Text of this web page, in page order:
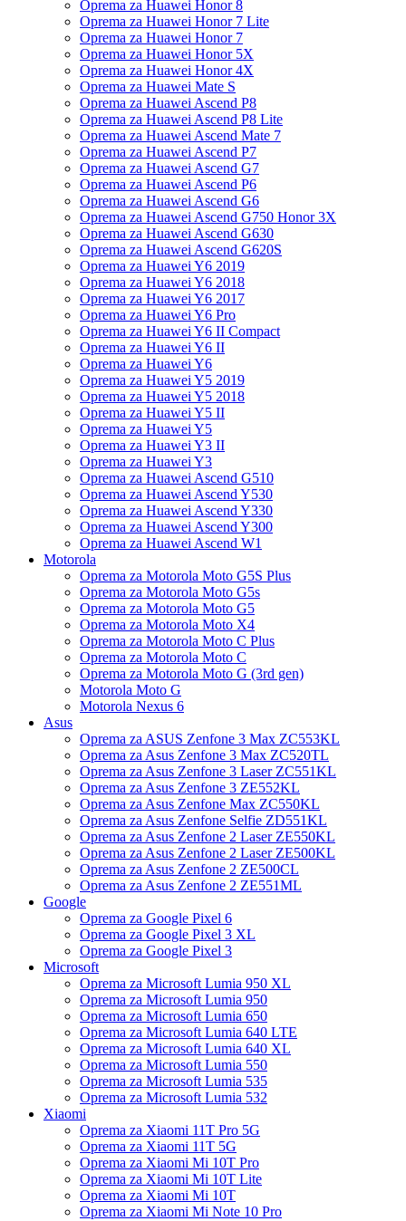
Oprema za Huawei Honor 8
Oprema za Huawei Honor 7 Lite
Oprema za Huawei Honor 7
Oprema za Huawei Honor 5X
Oprema za Huawei Honor 4X
Oprema za Huawei Mate S
Oprema za Huawei Ascend P8
Oprema za Huawei Ascend P8 Lite
Oprema za Huawei Ascend Mate 7
Oprema za Huawei Ascend P7
Oprema za Huawei Ascend G7
Oprema za Huawei Ascend P6
Oprema za Huawei Ascend G6
Oprema za Huawei Ascend G750 Honor 3X
Oprema za Huawei Ascend G630
Oprema za Huawei Ascend G620S
Oprema za Huawei Y6 2019
Oprema za Huawei Y6 2018
Oprema za Huawei Y6 2017
Oprema za Huawei Y6 Pro
Oprema za Huawei Y6 II Compact
Oprema za Huawei Y6 II
Oprema za Huawei Y6
Oprema za Huawei Y5 2019
Oprema za Huawei Y5 2018
Oprema za Huawei Y5 II
Oprema za Huawei Y5
Oprema za Huawei Y3 II
Oprema za Huawei Y3
Oprema za Huawei Ascend G510
Oprema za Huawei Ascend Y530
Oprema za Huawei Ascend Y330
Oprema za Huawei Ascend Y300
Oprema za Huawei Ascend W1
Motorola
Oprema za Motorola Moto G5S Plus
Oprema za Motorola Moto G5s
Oprema za Motorola Moto G5
Oprema za Motorola Moto X4
Oprema za Motorola Moto C Plus
Oprema za Motorola Moto C
Oprema za Motorola Moto G (3rd gen)
Motorola Moto G
Motorola Nexus 6
Asus
Oprema za ASUS Zenfone 3 Max ZC553KL
Oprema za Asus Zenfone 3 Max ZC520TL
Oprema za Asus Zenfone 3 Laser ZC551KL
Oprema za Asus Zenfone 3 ZE552KL
Oprema za Asus Zenfone Max ZC550KL
Oprema za Asus Zenfone Selfie ZD551KL
Oprema za Asus Zenfone 2 Laser ZE550KL
Oprema za Asus Zenfone 2 Laser ZE500KL
Oprema za Asus Zenfone 2 ZE500CL
Oprema za Asus Zenfone 2 ZE551ML
Google
Oprema za Google Pixel 6
Oprema za Google Pixel 3 XL
Oprema za Google Pixel 3
Microsoft
Oprema za Microsoft Lumia 950 XL
Oprema za Microsoft Lumia 950
Oprema za Microsoft Lumia 650
Oprema za Microsoft Lumia 640 LTE
Oprema za Microsoft Lumia 640 XL
Oprema za Microsoft Lumia 550
Oprema za Microsoft Lumia 535
Oprema za Microsoft Lumia 532
Xiaomi
Oprema za Xiaomi 11T Pro 5G
Oprema za Xiaomi 11T 5G
Oprema za Xiaomi Mi 10T Pro
Oprema za Xiaomi Mi 10T Lite
Oprema za Xiaomi Mi 10T
Oprema za Xiaomi Mi Note 10 Pro